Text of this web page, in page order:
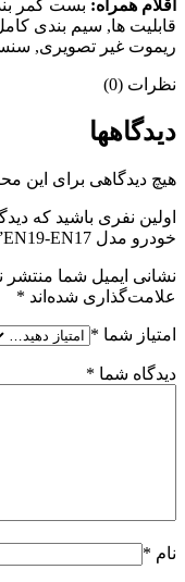
اقلام همراه:
ریموت غیر تصویری,
نظرات (0)
دیدگاهها
هیچ دیدگاهی برای این
اولین نفری باشید که
خودرو مدل EN19-EN17”
نشانی ایمیل شما منتشر
علامت‌گذاری شده‌اند *
امتیاز شما *
دیدگاه شما *
نام *